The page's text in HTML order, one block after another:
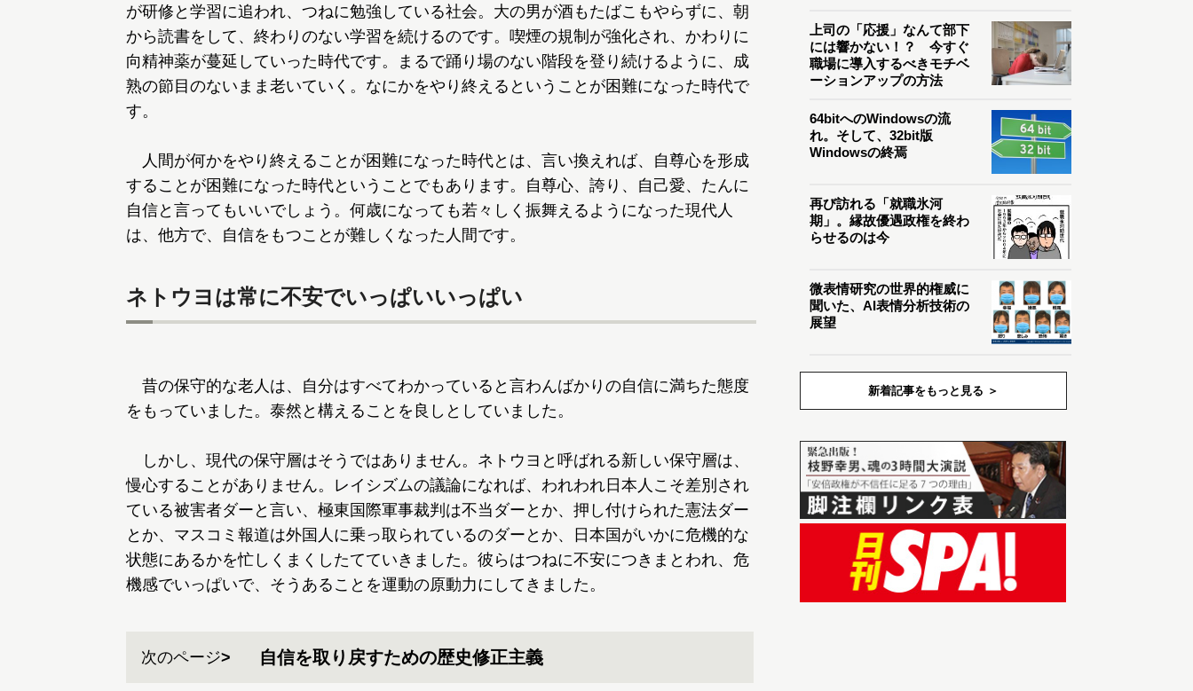
が研修と学習に追われ、つねに勉強している社会。大の男が酒もたばこもやらずに、朝
から読書をして、終わりのない学習を続けるのです。喫煙の規制が強化され、かわりに
向精神薬が蔓延していった時代です。まるで踊り場のない階段を登り続けるように、成
熟の節目のないまま老いていく。なにかをやり終えるということが困難になった時代で
す。
人間が何かをやり終えることが困難になった時代とは、言い換えれば、自尊心を形成
することが困難になった時代ということでもあります。自尊心、誇り、自己愛、たんに
自信と言ってもいいでしょう。何歳になっても若々しく振舞えるようになった現代人
は、他方で、自信をもつことが難しくなった人間です。
ネトウヨは常に不安でいっぱいいっぱい
昔の保守的な老人は、自分はすべてわかっていると言わんばかりの自信に満ちた態度
をもっていました。泰然と構えることを良しとしていました。
しかし、現代の保守層はそうではありません。ネトウヨと呼ばれる新しい保守層は、
慢心することがありません。レイシズムの議論になれば、われわれ日本人こそ差別され
ている被害者ダーと言い、極東国際軍事裁判は不当ダーとか、押し付けられた憲法ダー
とか、マスコミ報道は外国人に乗っ取られているのダーとか、日本国がいかに危機的な
状態にあるかを忙しくまくしたてていきました。彼らはつねに不安につきまとわれ、危
機感でいっぱいで、そうあることを運動の原動力にしてきました。
次のページ 自信を取り戻すための歴史修正主義
上司の「応援」なんて部下
には響かない！？ 今すぐ
職場に導入するべきモチベ
ーションアップの方法
64bitへのWindowsの流
れ。そして、32bit版
Windowsの終焉
再び訪れる「就職氷河
期」。縁故優遇政権を終わ
らせるのは今
微表情研究の世界的権威に
聞いた、AI表情分析技術の
展望
新着記事をもっと見る